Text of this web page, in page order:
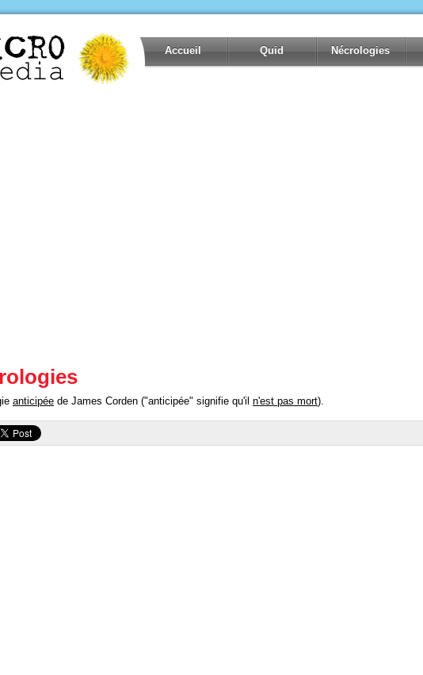
Accueil Quid Nécrologies
anticipée de James Corden ("anticipée" signifie qu'il n'est pas mort).